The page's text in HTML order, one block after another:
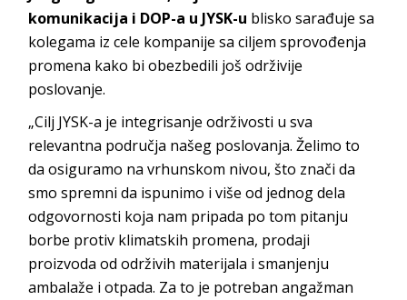
komunikacija i DOP-a u JYSK-u blisko sarađuje sa
kolegama iz cele kompanije sa ciljem sprovođenja
promena kako bi obezbedili još održivije
poslovanje.
„Cilj JYSK-a je integrisanje održivosti u sva
relevantna područja našeg poslovanja. Želimo to
da osiguramo na vrhunskom nivou, što znači da
smo spremni da ispunimo i više od jednog dela
odgovornosti koja nam pripada po tom pitanju
borbe protiv klimatskih promena, prodaji
proizvoda od održivih materijala i smanjenju
ambalaže i otpada. Za to je potreban angažman